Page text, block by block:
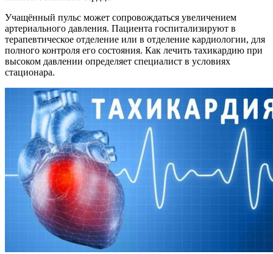
Учащённый пульс может сопровождаться увеличением
артериального давления. Пациента госпитализируют в
терапевтическое отделение или в отделение кардиологии, для
полного контроля его состояния. Как лечить тахикардию при
высоком давлении определяет специалист в условиях
стационара.